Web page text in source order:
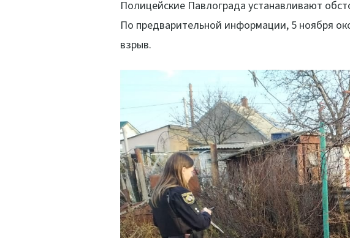
Полицейские Павлограда устанавливают
По предварительной информации, 5 ноября
взрыв.